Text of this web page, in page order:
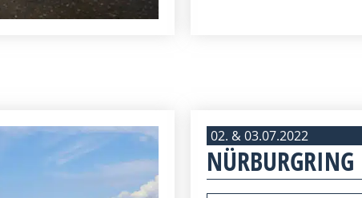
02. & 03.07.2022
NÜRBURGRING